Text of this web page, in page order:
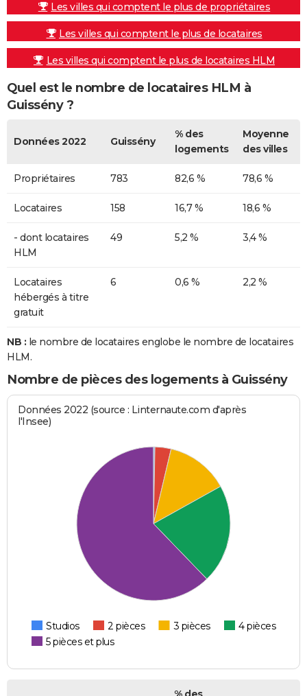
Les villes qui comptent le plus de propriétaires
Les villes qui comptent le plus de locataires
Les villes qui comptent le plus de locataires HLM
Quel est le nombre de locataires HLM à
Guissény ?
Données 2022 Guissény
% des
logements
Moyenne
des villes
Propriétaires 783 82,6 % 78,6 %
Locataires 158 16,7 % 18,6 %
- dont locataires
HLM
49 5,2 % 3,4 %
Locataires
hébergés à titre
gratuit
6 0,6 % 2,2 %
NB : le nombre de locataires englobe le nombre de locataires
HLM.
Nombre de pièces des logements à Guissény
Données 2022 (source : Linternaute.com d'après
l'Insee)
Studios 2 pièces 3 pièces
4 pièces
5 pièces et plus